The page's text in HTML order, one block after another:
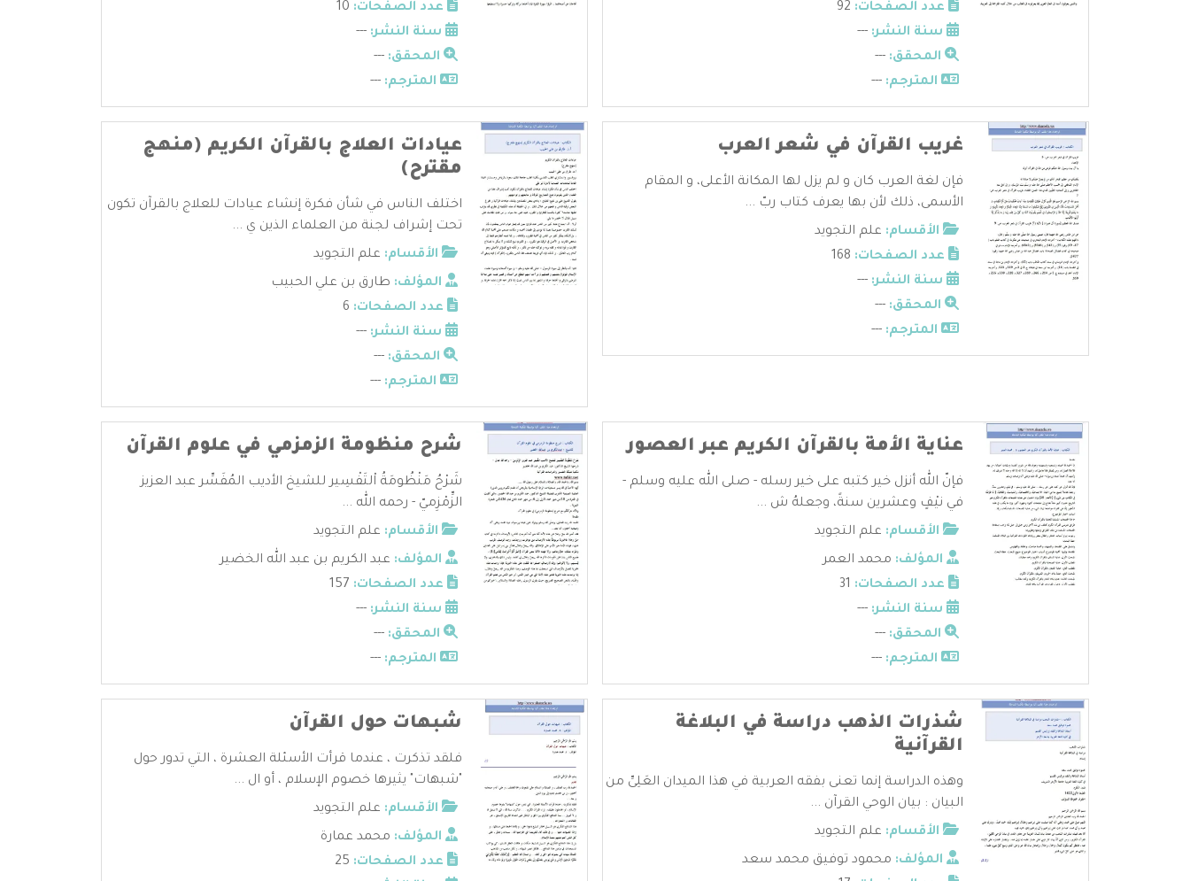
عدد الصفحات:
سنة النشر: ---
المحقق: ---
المترجم: ---
عدد الصفحات:
سنة النشر: ---
المحقق: ---
المترجم: ---
غريب القرآن في شعر العرب
فإن لغة العرب كان و لم يزل لها المكانة الأعلى، و المقام
الأسمى، ذلك لأن بها يعرف كتاب ربّ ...
الأقسام: علم التجويد
عدد الصفحات:
سنة النشر: ---
المحقق: ---
المترجم: ---
عيادات العلاج بالقرآن الكريم (منهج
مقترح)
اختلف الناس في شأن فكرة إنشاء عيادات للعلاج بالقرآن تكون
تحت إشراف لجنة من العلماء الذين ي ...
الأقسام: علم التجويد
المؤلف: طارق بن علي الحبيب
عدد الصفحات:
سنة النشر: ---
المحقق: ---
المترجم: ---
عناية الأمة بالقرآن الكريم عبر العصور
فإنّ الله أنزل خير كتبه على خير رسله - صلى الله عليه وسلم -
في نيْفٍ وعشرين سنةً، وجعلهُ ش ...
الأقسام: علم التجويد
المؤلف: محمد العمر
عدد الصفحات:
سنة النشر: ---
المحقق: ---
المترجم: ---
شرح منظومة الزمزمي في علوم القرآن
شَرْحُ مَنْظُومَةُ اْلتَفْسِير للشيخ الأديب المُفَسِّر عبد العزيز
الزِّمْزِميّ - رحمه الله ...
الأقسام: علم التجويد
المؤلف: عبد الكريم بن عبد الله الخضير
عدد الصفحات:
سنة النشر: ---
المحقق: ---
المترجم: ---
شذرات الذهب دراسة في البلاغة
القرآنية
وهذه الدراسة إنما تعنى بفقه العربية في هذا الميدان العَلِىِّ من
البيان : بيان الوحي القرآن ...
الأقسام: علم التجويد
المؤلف: محمود توفيق محمد سعد
شبهات حول القرآن
فلقد تذكرت ، عندما قرأت الأسئلة العشرة ، التي تدور حول
"شبهات" يثيرها خصوم الإسلام ، أو ال ...
الأقسام: علم التجويد
المؤلف: محمد عمارة
عدد الصفحات: